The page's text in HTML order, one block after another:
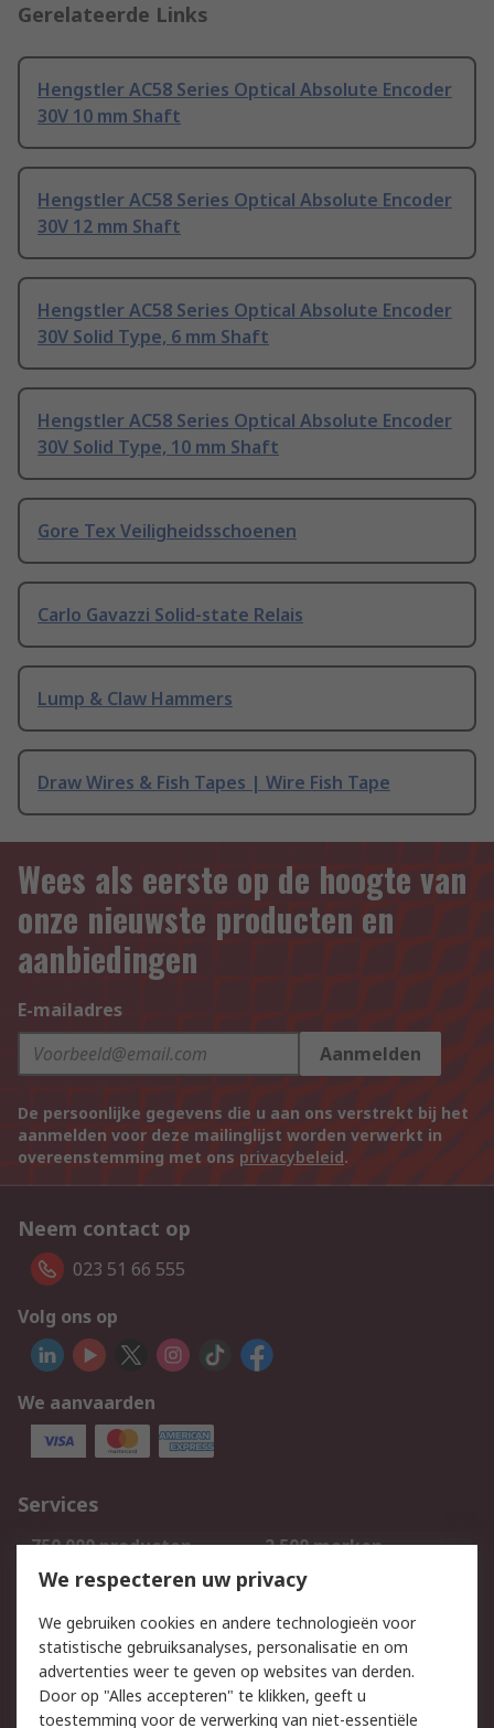
Gerelateerde Links
Hengstler AC58 Series Optical Absolute Encoder
30V 10 mm Shaft
Hengstler AC58 Series Optical Absolute Encoder
30V 12 mm Shaft
Hengstler AC58 Series Optical Absolute Encoder
30V Solid Type, 6 mm Shaft
Hengstler AC58 Series Optical Absolute Encoder
30V Solid Type, 10 mm Shaft
Gore Tex Veiligheidsschoenen
Carlo Gavazzi Solid-state Relais
Lump & Claw Hammers
Draw Wires & Fish Tapes | Wire Fish Tape
Wees als eerste op de hoogte van
onze nieuwste producten en
aanbiedingen
E-mailadres
Aanmelden
De persoonlijke gegevens die u aan ons verstrekt bij het
aanmelden voor deze mailinglijst worden verwerkt in
overeenstemming met ons privacybeleid.
Neem contact op
023 51 66 555
Volg ons op
We aanvaarden
Services
750.000 producten
2.500 merken
Bestellen
Inkoopoplossingen
Track & Trace
Wettelijk
We respecteren uw privacy
We gebruiken cookies en andere technologieën voor
statistische gebruiksanalyses, personalisatie en om
advertenties weer te geven op websites van derden.
Door op "Alles accepteren" te klikken, geeft u
toestemming voor de verwerking van niet-essentiële